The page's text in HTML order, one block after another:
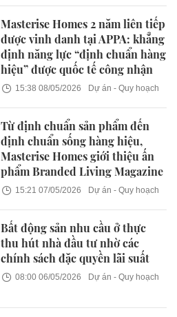
Masterise Homes 2 năm liên tiếp
được vinh danh tại APPA: khẳng
định năng lực “định chuẩn hàng
hiệu” được quốc tế công nhận
15:38 08/05/2026 Dự án - Quy hoạch
Từ định chuẩn sản phẩm đến
định chuẩn sống hàng hiệu,
Masterise Homes giới thiệu ấn
phẩm Branded Living Magazine
15:21 07/05/2026 Dự án - Quy hoạch
Bất động sản nhu cầu ở thực
thu hút nhà đầu tư nhờ các
chính sách đặc quyền lãi suất
08:00 06/05/2026 Dự án - Quy hoạch